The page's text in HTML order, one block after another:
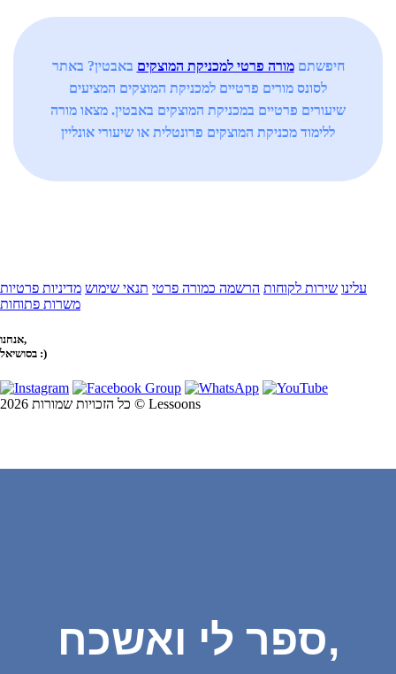
חיפשתםמורה פרטי למכניקת המוצקים באבטין? באתר
לסונס מורים פרטיים למכניקת המוצקים המציעים
שיעורים פרטיים במכניקת המוצקים באבטין. מצאו מורה
ללימוד מכניקת המוצקים פרונטלית או שיעורי אונליין
עלינו שירות לקוחות הרשמה כמורה פרטי תנאי שימוש מדיניות פרטיות
משרות פתוחות
אנחנו,
בסושיאל :)
כל הזכויות שמורות 2026 © Lessoons
ספר לי ואשכח,